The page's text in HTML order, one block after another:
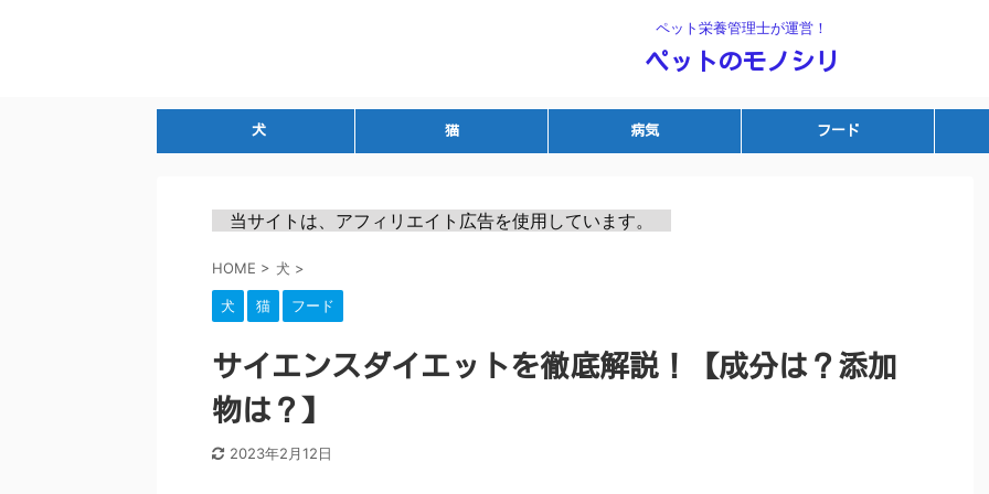
ペット栄養管理士が運営！
ペットのモノシリ
犬 猫 病気 フード
当サイトは、アフィリエイト広告を使用しています。
HOME > 犬 >
犬 猫 フード
サイエンスダイエットを徹底解説！【成分は？添加
物は？】
2023年2月12日